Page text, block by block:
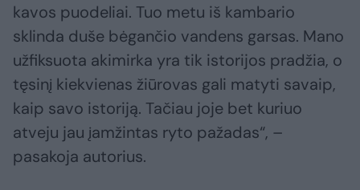
kavos puodeliai. Tuo metu iš kambario
sklinda duše bėgančio vandens garsas. Mano
užfiksuota akimirka yra tik istorijos pradžia, o
tęsinį kiekvienas žiūrovas gali matyti savaip,
kaip savo istoriją. Tačiau joje bet kuriuo
atveju jau įamžintas ryto pažadas“, –
pasakoja autorius.